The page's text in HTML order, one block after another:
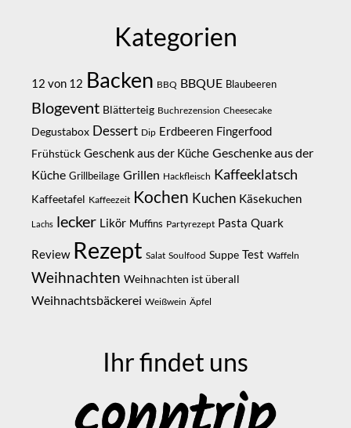
Kategorien
12 von 12 Backen BBQ BBQUE Blaubeeren
Blogevent Blätterteig Buchrezension Cheesecake
Degustabox Dessert Dip Erdbeeren Fingerfood
Frühstück Geschenk aus der Küche Geschenke aus der
Küche Grillbeilage Grillen Hackfleisch Kaffeeklatsch
Kaffeetafel Kaffeezeit Kochen Kuchen Käsekuchen
Lachs lecker Likör Muffins Partyrezept Pasta Quark
Review Rezept Salat Soulfood Suppe Test Waffeln
Weihnachten Weihnachten ist überall
Weihnachtsbäckerei Weißwein Äpfel
Ihr findet uns